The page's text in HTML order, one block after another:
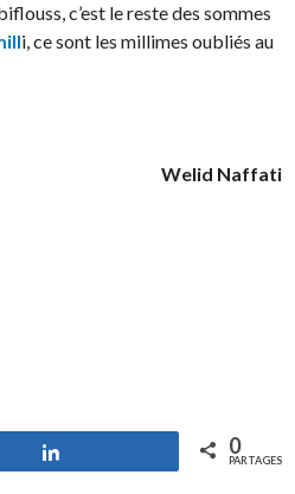
c’est le reste des sommes
i, ce sont les millimes oubliés au
Welid Naffati
0
PARTAGES